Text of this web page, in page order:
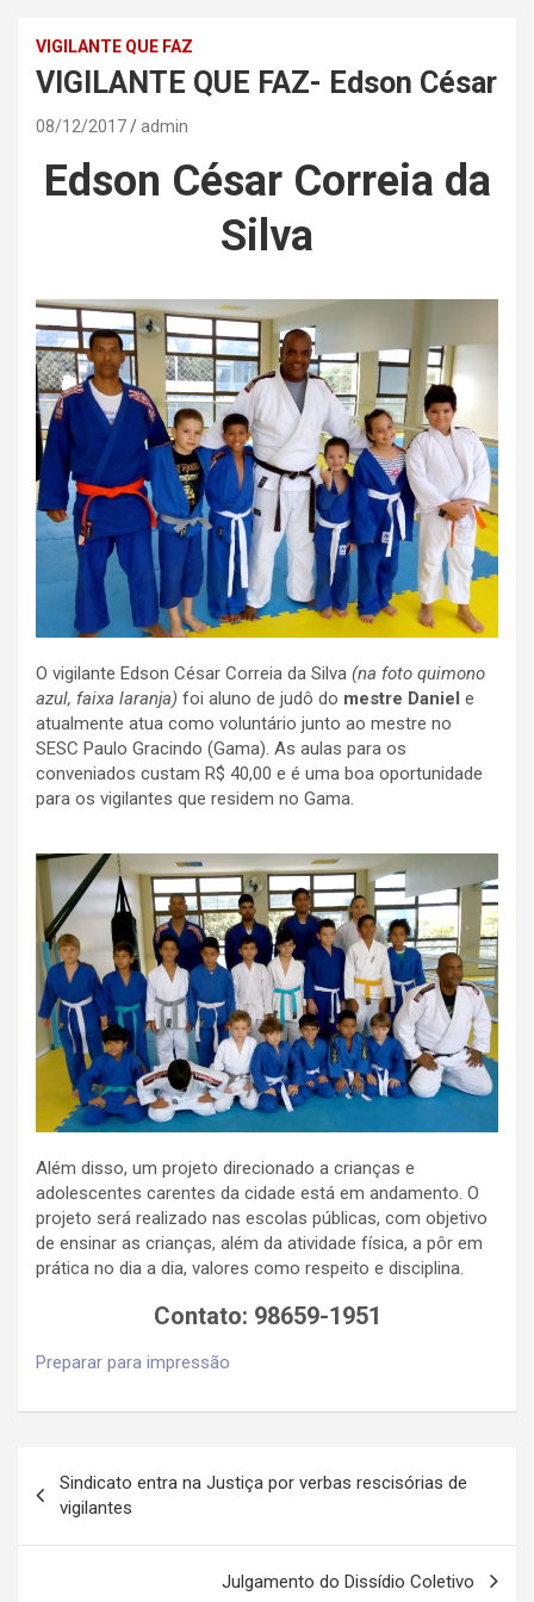
VIGILANTE QUE FAZ
VIGILANTE QUE FAZ- Edson César
08/12/2017 admin
Edson César Correia da
Silva
O vigilante Edson César Correia da Silva (na foto quimono
azul, faixa laranja) foi aluno de judô do mestre Daniel e
atualmente atua como voluntário junto ao mestre no
SESC Paulo Gracindo (Gama). As aulas para os
conveniados custam R$ 40,00 e é uma boa oportunidade
para os vigilantes que residem no Gama.
Além disso, um projeto direcionado a crianças e
adolescentes carentes da cidade está em andamento. O
projeto será realizado nas escolas públicas, com objetivo
de ensinar as crianças, além da atividade física, a pôr em
prática no dia a dia, valores como respeito e disciplina.
Contato: 98659-1951
Preparar para impressão
de
artigos
Sindicato entra na Justiça por verbas rescisórias de
vigilantes
Julgamento do Dissídio Coletivo